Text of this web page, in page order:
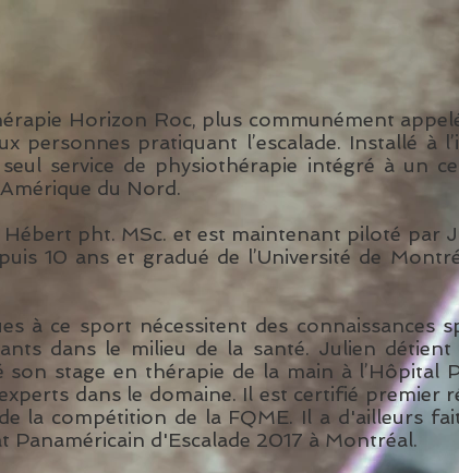
Horizon Roc, plus communément
personnes pratiquant l’escalade. Installé à
service de physiothérapie intégré à un
du Nord.
pht. MSc. et est maintenant piloté par
10 ans et gradué de l’Université de
à ce sport nécessitent des connaissances
dans le milieu de la santé. Julien
stage en thérapie de la main à l’Hôpital
dans le domaine. Il est certifié premier
la compétition de la FQME. Il a d'ailleurs
d'Escalade 2017 à Montréal.